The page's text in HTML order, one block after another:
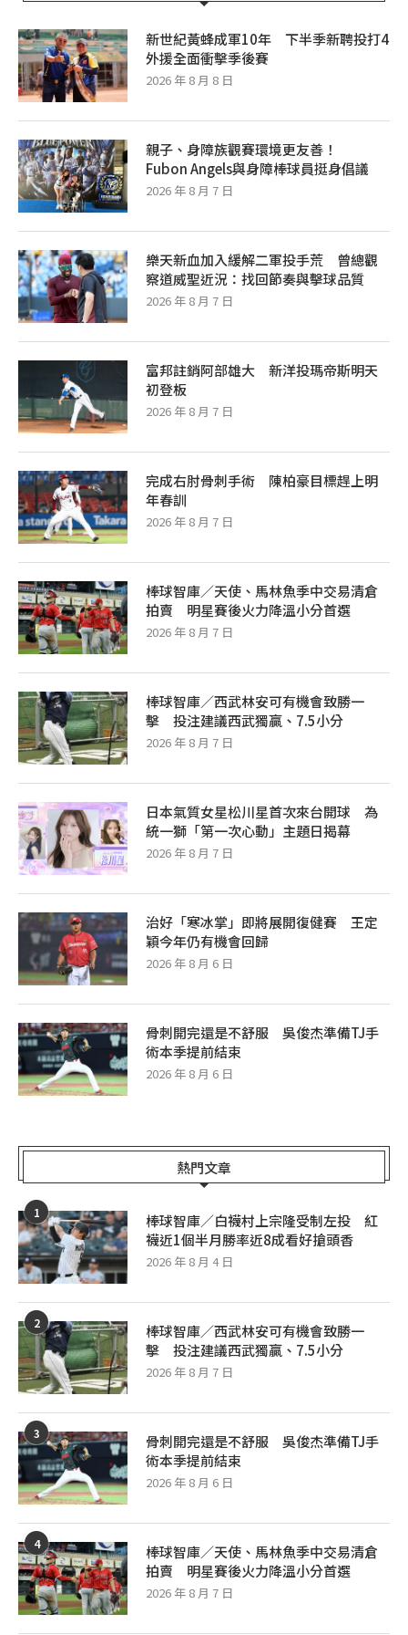
新世紀黃蜂成軍10年 下半季新聘投打4
外援全面衝擊季後賽
2026 年 8 月 8 日
親子、身障族觀賽環境更友善！
Fubon Angels與身障棒球員挺身倡議
2026 年 8 月 7 日
樂天新血加入緩解二軍投手荒 曾總觀
察道威聖近況：找回節奏與擊球品質
2026 年 8 月 7 日
富邦註銷阿部雄大 新洋投瑪帝斯明天
初登板
2026 年 8 月 7 日
完成右肘骨刺手術 陳柏豪目標趕上明
年春訓
2026 年 8 月 7 日
棒球智庫／天使、馬林魚季中交易清倉
拍賣 明星賽後火力降溫小分首選
2026 年 8 月 7 日
棒球智庫／西武林安可有機會致勝一
擊 投注建議西武獨贏、7.5小分
2026 年 8 月 7 日
日本氣質女星松川星首次來台開球 為
統一獅「第一次心動」主題日揭幕
2026 年 8 月 7 日
治好「寒冰掌」即將展開復健賽 王定
穎今年仍有機會回歸
2026 年 8 月 6 日
骨刺開完還是不舒服 吳俊杰準備TJ手
術本季提前結束
2026 年 8 月 6 日
熱門文章
1
棒球智庫／白襪村上宗隆受制左投 紅
襪近1個半月勝率近8成看好搶頭香
2026 年 8 月 4 日
2
棒球智庫／西武林安可有機會致勝一
擊 投注建議西武獨贏、7.5小分
2026 年 8 月 7 日
3
骨刺開完還是不舒服 吳俊杰準備TJ手
術本季提前結束
2026 年 8 月 6 日
4
棒球智庫／天使、馬林魚季中交易清倉
拍賣 明星賽後火力降溫小分首選
2026 年 8 月 7 日